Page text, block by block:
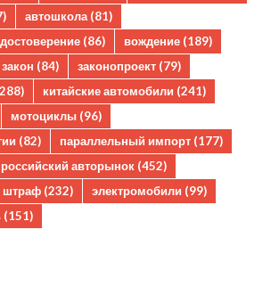
автошкола(81)
(86) вождение (189)
закон (84) законопроект (79)
китайские автомобили (241)
мотоциклы (96)
(82) параллельный импорт (177)
российский авторынок (452)
штраф (232) электромобили (99)
(151)